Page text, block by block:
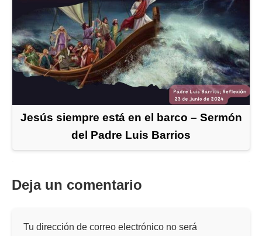
Jesús siempre está en el barco – Sermón
del Padre Luis Barrios
Deja un comentario
Tu dirección de correo electrónico no será